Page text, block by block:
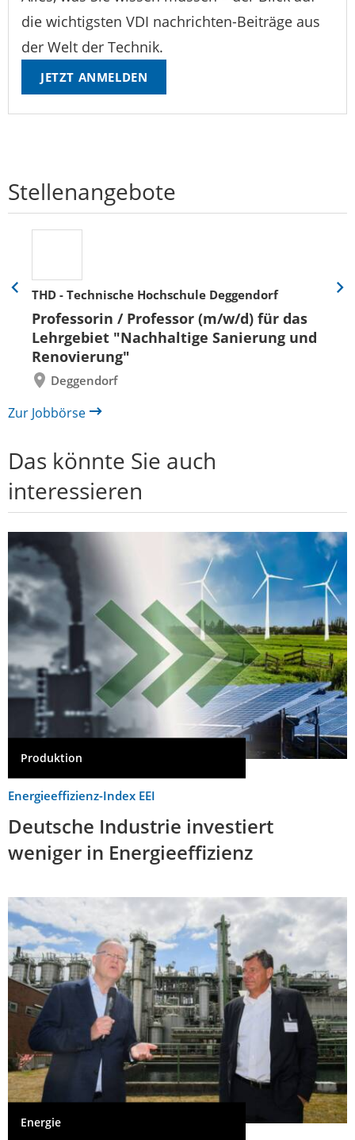
die wichtigsten VDI nachrichten-Beiträge aus
der Welt der Technik.
JETZT ANMELDEN
Stellenangebote
THD - Technische Hochschule Deggendorf
Professorin / Professor (m/w/d) für das
Lehrgebiet "Nachhaltige Sanierung und
Renovierung"
Deggendorf
Eine
zurück
Eine
Zur Jobbörse
Das könnte Sie auch
interessieren
Produktion
Energieeffizienz-Index EEI
Deutsche Industrie investiert
weniger in Energieeffizienz
Energie